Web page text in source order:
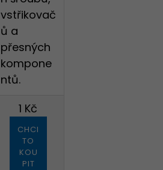
vstřikovač
ů a
přesných
kompone
ntů.
1 Kč
CHCI
TO
KOU
PIT